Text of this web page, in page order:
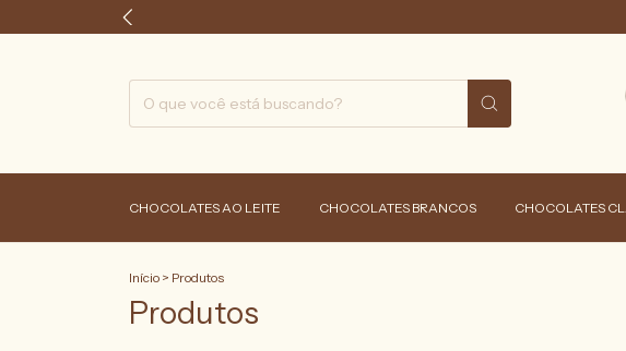
CHOCOLATES AO LEITE CHOCOLATES BRANCOS CHOCOLATES
Início > Produtos
Produtos